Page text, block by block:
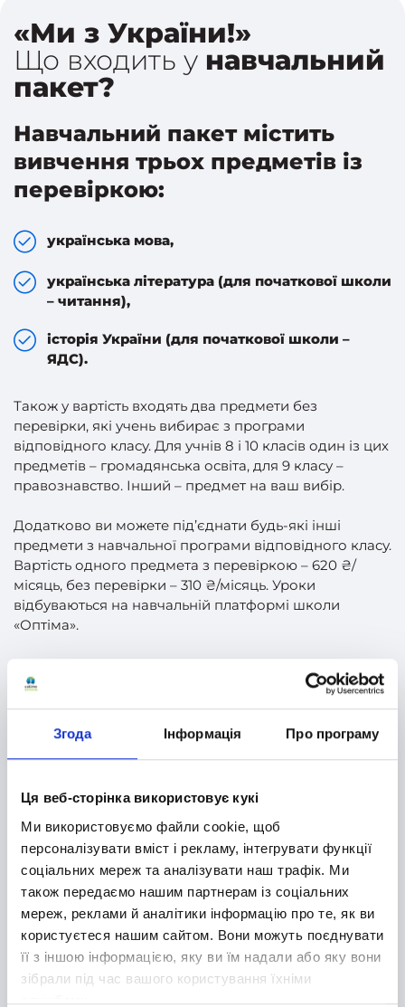
Згода Інформація Про програму
Ця веб-сторінка використовує кукі
Ми використовуємо файли cookie, щоб
персоналізувати вміст і рекламу, інтегрувати функції
соціальних мереж та аналізувати наш трафік. Ми
також передаємо нашим партнерам із соціальних
мереж, реклами й аналітики інформацію про те, як ви
користуєтеся нашим сайтом. Вони можуть поєднувати
її з іншою інформацією, яку ви їм надали або яку вони
зібрали під час вашого користування їхніми
службами.
«Ми з України!»
Що входить у навчальний
пакет?
Навчальний пакет містить
вивчення трьох предметів із
перевіркою:
українська мова,
українська література (для початкової школи
– читання),
історія України (для початкової школи –
ЯДС).
Також у вартість входять два предмети без
перевірки, які учень вибирає з програми
відповідного класу. Для учнів 8 і 10 класів один із цих
предметів – громадянська освіта, для 9 класу –
правознавство. Інший – предмет на ваш вибір.
Додатково ви можете під’єднати будь-які інші
предмети з навчальної програми відповідного класу.
Вартість одного предмета з перевіркою – 620 ₴/
місяць, без перевірки – 310 ₴/місяць. Уроки
відбуваються на навчальній платформі школи
«Оптіма».
Учні проходитимуть матеріал, складатимуть тести та
контрольні роботи, які наші кваліфіковані вчителі
перевірятимуть і коментуватимуть.